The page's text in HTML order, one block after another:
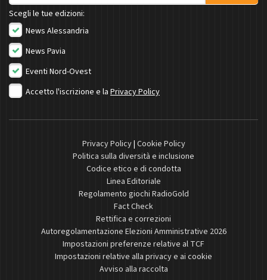
Scegli le tue edizioni:
News Alessandria
News Pavia
Eventi Nord-Ovest
Accetto l'iscrizione e la Privacy Policy
Privacy Policy| Cookie Policy
Politica sulla diversità e inclusione
Codice etico e di condotta
Linea Editoriale
Regolamento giochi RadioGold
Fact Check
Rettifica e correzioni
Autoregolamentazione Elezioni Amministrative 2026
Impostazioni preferenze relative al TCF
Impostazioni relative alla privacy e ai cookie
Avviso alla raccolta